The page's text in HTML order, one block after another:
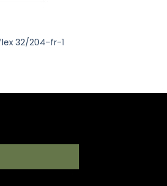
32/204-fr-1